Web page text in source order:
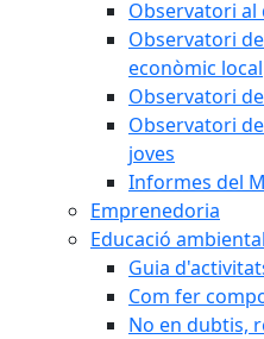
Observatori al
Observatori
econòmic local
Observatori
Observatori
joves
Informes del
Emprenedoria
Educació ambiental
Guia
Com fer
No en dubtis,